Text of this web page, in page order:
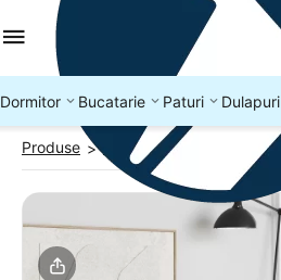
Dormitor Bucatarie Paturi Dulapuri
Produse > Seturi canapea si fotolii